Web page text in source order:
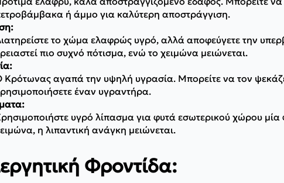
ή άμμο για καλύτερη αποστράγγιση.
το χώμα ελαφρώς υγρό, αλλά αποφεύγετε την
πιο συχνό πότισμα, ενώ το χειμώνα μειώνεται.
Κρότωνας αγαπά την υψηλή υγρασία. Μπορείτε να τον
έναν υγραντήρα.
υγρό λίπασμα για φυτά εσωτερικού χώρου
η λιπαντική ανάγκη μειώνεται.
Φροντίδα: